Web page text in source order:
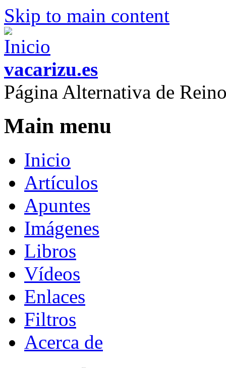
Skip to main content
vacarizu.es
Página Alternativa de
Main menu
Inicio
Artículos
Apuntes
Imágenes
Libros
Vídeos
Enlaces
Filtros
Acerca de